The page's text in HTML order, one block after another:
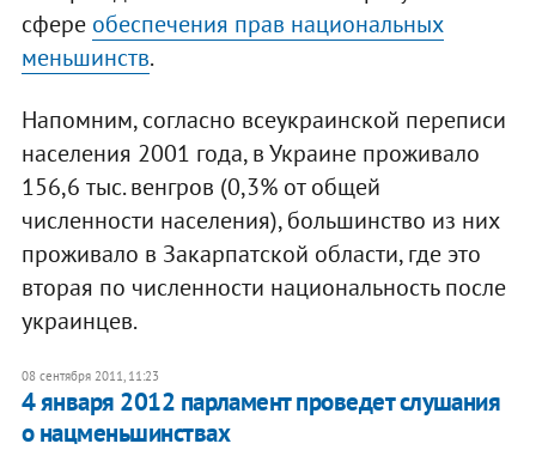
сфере обеспечения прав национальных
меньшинств.
Напомним, согласно всеукраинской переписи
населения 2001 года, в Украине проживало
156,6 тыс. венгров (0,3% от общей
численности населения), большинство из них
проживало в Закарпатской области, где это
вторая по численности национальность после
украинцев.
08 сентября 2011, 11:23
​4 января 2012 парламент проведет слушания
о нацменьшинствах